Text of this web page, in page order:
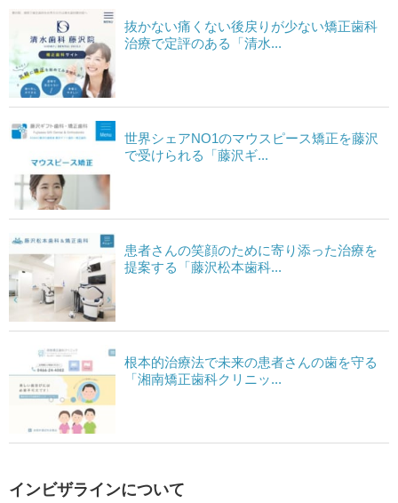
抜かない痛くない後戻りが少ない矯正歯科
治療で定評のある「清水...
世界シェアNO1のマウスピース矯正を藤沢
で受けられる「藤沢ギ...
患者さんの笑顔のために寄り添った治療を
提案する「藤沢松本歯科...
根本的治療法で未来の患者さんの歯を守る
「湘南矯正歯科クリニッ...
インビザラインについて